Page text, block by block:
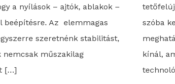
a nyílások – ajtók, ablakok –
Az elemmagas
szeretnénk stabilitást,
nemcsak műszakilag
[…]
szóba
kínál,